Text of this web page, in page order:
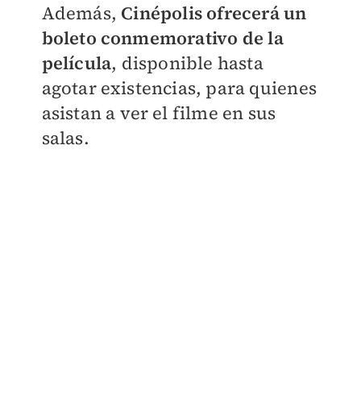
Además, Cinépolis ofrecerá un
boleto conmemorativo de la
película, disponible hasta
agotar existencias, para quienes
asistan a ver el filme en sus
salas.